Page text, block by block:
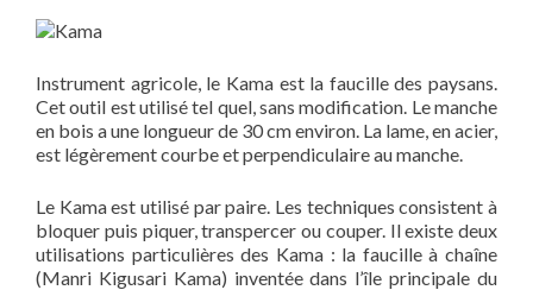
Instrument agricole, le Kama est la faucille des paysans.
Cet outil est utilisé tel quel, sans modification. Le manche
en bois a une longueur de 30 cm environ. La lame, en acier,
est légèrement courbe et perpendiculaire au manche.
Le Kama est utilisé par paire. Les techniques consistent à
bloquer puis piquer, transpercer ou couper. Il existe deux
utilisations particulières des Kama : la faucille à chaîne
(Manri Kigusari Kama) inventée dans l’île principale du